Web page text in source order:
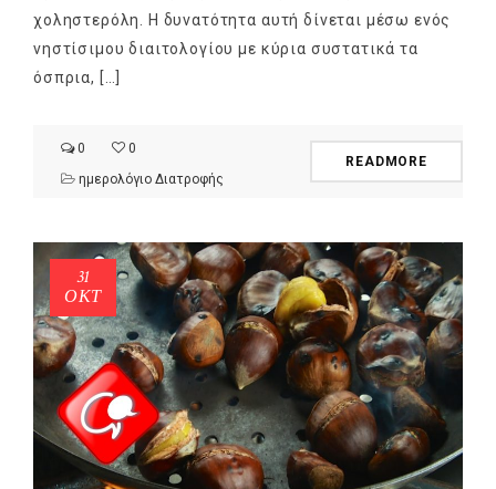
χοληστερόλη. Η δυνατότητα αυτή δίνεται μέσω ενός
νηστίσιμου διαιτολογίου με κύρια συστατικά τα
όσπρια, […]
0
0
ημερολόγιο Διατροφής
READMORE
31
ΟΚΤ